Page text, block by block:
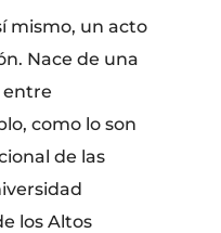
mismo, un acto
Nace de una
entre
como lo son
de las
los Altos